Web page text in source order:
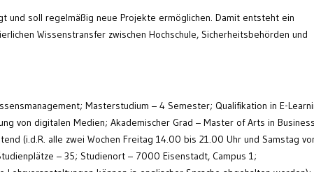
und soll regelmäßig neue Projekte ermöglichen. Damit entsteht ein
Wissenstransfer zwischen Hochschule, Sicherheitsbehörden und
Masterstudium – 4 Semester; Qualifikation in E-
von digitalen Medien; Akademischer Grad – Master of Arts in
(i.d.R. alle zwei Wochen Freitag 14.00 bis 21.00 Uhr und Samstag
– 35; Studienort – 7000 Eisenstadt, Campus 1;